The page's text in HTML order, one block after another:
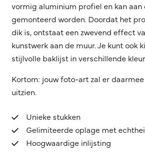
vormig aluminium profiel en kan aan
gemonteerd worden. Doordat het
dik is, ontstaat een zwevend effect
kunstwerk aan de muur. Je kunt ook
stijlvolle baklijst in verschillende
Kortom: jouw foto-art zal er
uitzien.
Unieke stukken
Gelimiteerde oplage met
Hoogwaardige inlijsting